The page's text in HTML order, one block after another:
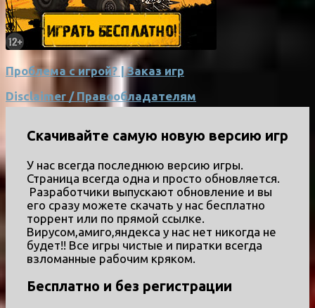
Проблема с игрой? | Заказ игр
Disclaimer / Правообладателям
Скачивайте самую новую версию игр
У нас всегда последнюю версию игры.
Страница всегда одна и просто обновляется.
Разработчики выпускают обновление и вы
его сразу можете скачать у нас бесплатно
торрент или по прямой ссылке.
Вирусом,амиго,яндекса у нас нет никогда не
будет!! Все игры чистые и пиратки всегда
взломанные рабочим кряком.
Бесплатно и без регистрации